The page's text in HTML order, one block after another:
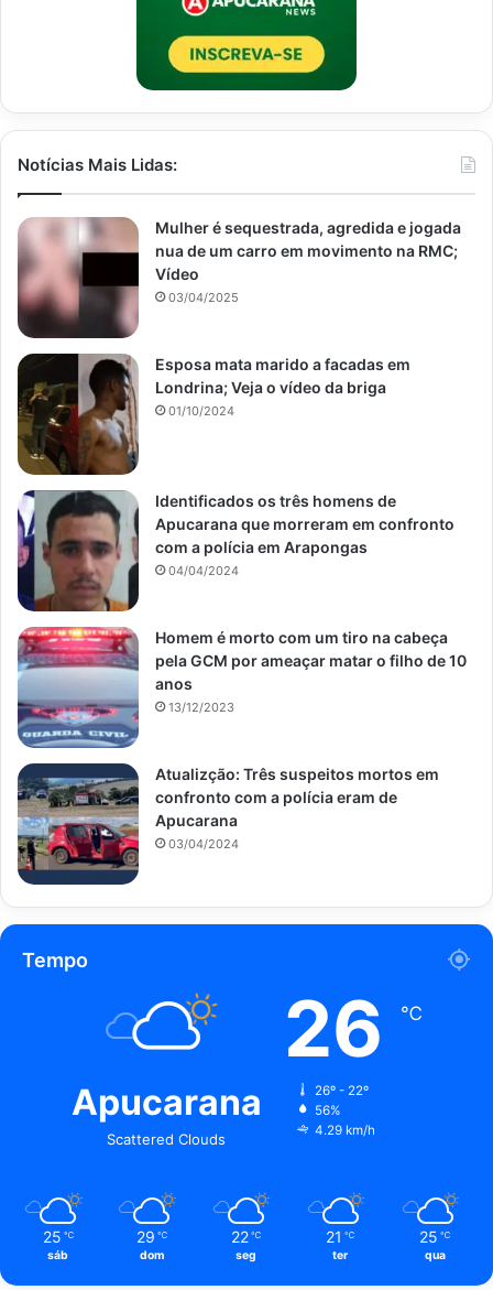
Notícias Mais Lidas:
Mulher é sequestrada, agredida e jogada
nua de um carro em movimento na RMC;
Vídeo
03/04/2025
Esposa mata marido a facadas em
Londrina; Veja o vídeo da briga
01/10/2024
Identificados os três homens de
Apucarana que morreram em confronto
com a polícia em Arapongas
04/04/2024
Homem é morto com um tiro na cabeça
pela GCM por ameaçar matar o filho de 10
anos
13/12/2023
Atualizção: Três suspeitos mortos em
confronto com a polícia eram de
Apucarana
03/04/2024
Tempo
Apucarana
Scattered Clouds
26 ℃
26º - 22º
56%
4.29 km/h
25 ℃
sáb
29 ℃
dom
22 ℃
seg
21 ℃
ter
25 ℃
qua